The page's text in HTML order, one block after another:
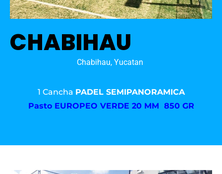
CHABIHAU
Chabihau, Yucatan
1 Cancha PADEL SEMIPANORAMICA
Pasto EUROPEO VERDE 20 MM 850 GR